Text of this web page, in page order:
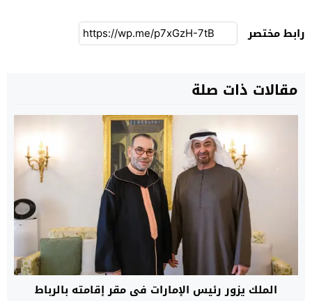
رابط مختصر
مقالات ذات صلة
الملك يزور رئيس الإمارات في مقر إقامته بالرباط